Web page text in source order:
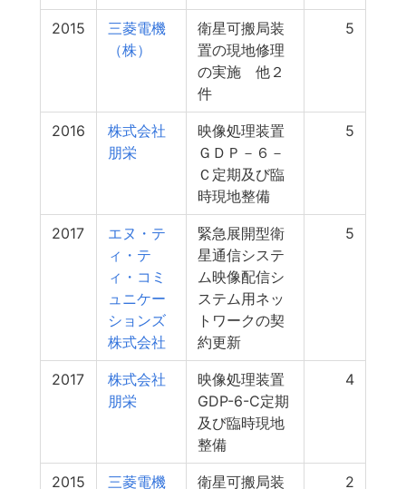
2015
三菱電機
（株）
衛星可搬局装
置の現地修理
の実施 他２
件
5
2016
株式会社
朋栄
映像処理装置
ＧＤＰ－６－
Ｃ定期及び臨
時現地整備
5
2017
エヌ・テ
ィ・テ
ィ・コミ
ュニケー
ションズ
株式会社
緊急展開型衛
星通信システ
ム映像配信シ
ステム用ネッ
トワークの契
約更新
5
2017
株式会社
朋栄
映像処理装置
GDP-6-C定期
及び臨時現地
整備
4
2015 三菱電機 衛星可搬局装 2